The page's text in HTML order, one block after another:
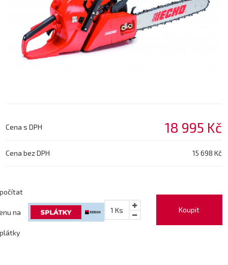
Cena s DPH 18 995 Kč
Cena bez DPH 15 698 Kč
Koupit
1 Ks
na